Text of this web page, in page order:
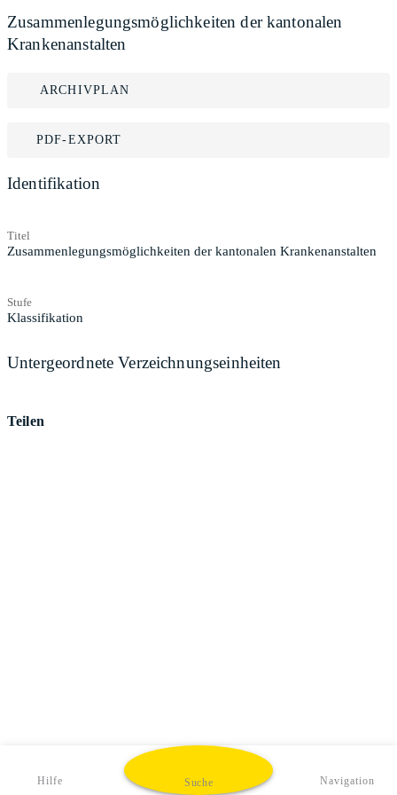
Zusammenlegungsmöglichkeiten der kantonalen
Krankenanstalten
ARCHIVPLAN
PDF-EXPORT
Identifikation
Titel
Zusammenlegungsmöglichkeiten der kantonalen Krankenanstalten
Stufe
Klassifikation
Untergeordnete Verzeichnungseinheiten
Teilen
Hilfe Suche Navigation